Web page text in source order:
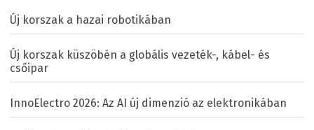
Új korszak a hazai robotikában
Új korszak küszöbén a globális vezeték-, kábel- és
csőipar
InnoElectro 2026: Az AI új dimenzió az elektronikában